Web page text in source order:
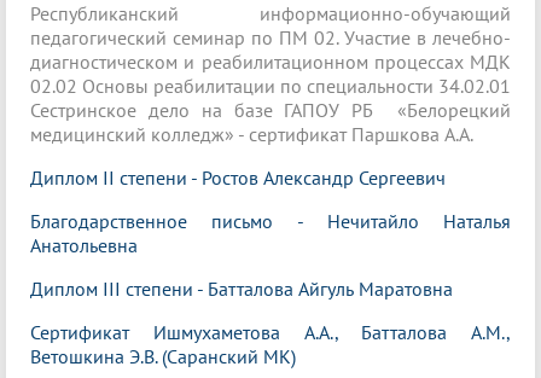
Республиканский информационно-обучающий
педагогический семинар по ПМ 02. Участие в лечебно-
диагностическом и реабилитационном процессах МДК
02.02 Основы реабилитации по специальности 34.02.01
Сестринское дело на базе ГАПОУ РБ «Белорецкий
медицинский колледж» - сертификат Паршкова А.А.
Диплом II степени - Ростов Александр Сергеевич
Благодарственное письмо - Нечитайло Наталья
Анатольевна
Диплом III степени - Батталова Айгуль Маратовна
Сертификат Ишмухаметова А.А., Батталова А.М.,
Ветошкина Э.В. (Саранский МК)